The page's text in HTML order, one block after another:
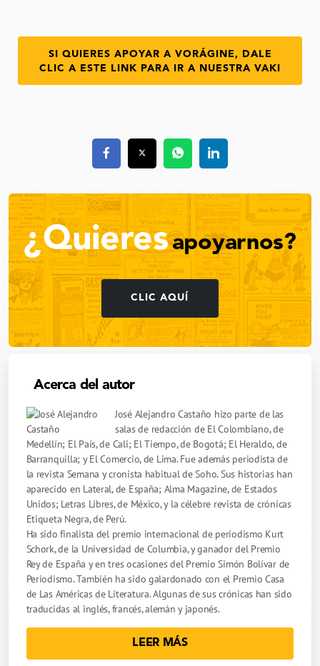
SI QUIERES APOYAR A VORÁGINE, DALE
CLIC A ESTE LINK PARA IR A NUESTRA VAKI
¿Quieresapoyarnos?
CLIC AQUÍ
Acerca del autor
José Alejandro Castaño hizo parte de las
salas de redacción de El Colombiano, de
Medellín; El País, de Cali; El Tiempo, de Bogotá; El Heraldo, de
Barranquilla; y El Comercio, de Lima. Fue además periodista de
la revista Semana y cronista habitual de Soho. Sus historias han
aparecido en Lateral, de España; Alma Magazine, de Estados
Unidos; Letras Libres, de México, y la célebre revista de crónicas
Etiqueta Negra, de Perú.
Ha sido finalista del premio internacional de periodismo Kurt
Schork, de la Universidad de Columbia, y ganador del Premio
Rey de España y en tres ocasiones del Premio Simón Bolívar de
Periodismo. También ha sido galardonado con el Premio Casa
de Las Américas de Literatura. Algunas de sus crónicas han sido
traducidas al inglés, francés, alemán y japonés.
LEER MÁS